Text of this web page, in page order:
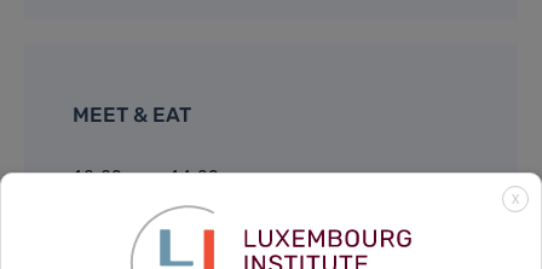
MEET & EAT
12:30pm – 14:00pm
House of BioHealth
X